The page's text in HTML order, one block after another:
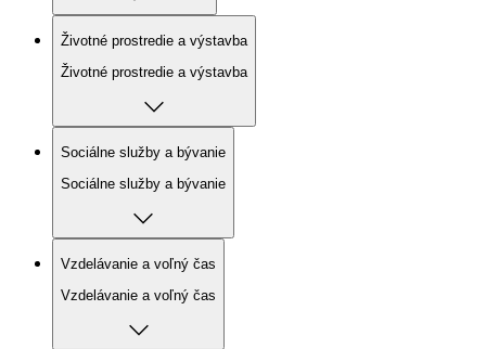
Životné prostredie a výstavba
Životné prostredie a výstavba
Sociálne služby a bývanie
Sociálne služby a bývanie
Vzdelávanie a voľný čas
Vzdelávanie a voľný čas